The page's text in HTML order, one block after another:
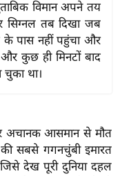
विमान अपने तय
सिग्नल तब दिखा जब
के पास नहीं पहुंचा और
और कुछ ही मिनटों बाद
था।
अचानक आसमान से मौत
सबसे गगनचुंबी इमारत
देख पूरी दुनिया दहल